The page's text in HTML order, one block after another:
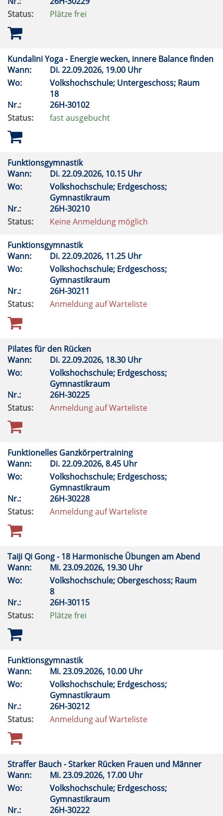
Status:
Plätze frei
Kundalini Yoga - Energie wecken, innere Balance finden
Wann:
Di.22.09.2026, 19.00 Uhr
Wo:
Volkshochschule; Untergeschoss; Raum
18
Nr.:
26H-30102
Status:
fast ausgebucht
Funktionsgymnastik
Wann:
Di.22.09.2026, 10.15 Uhr
Wo:
Volkshochschule; Erdgeschoss;
Gymnastikraum
Nr.:
26H-30210
Status:
Keine Anmeldung möglich
Funktionsgymnastik
Wann:
Di.22.09.2026, 11.25 Uhr
Wo:
Volkshochschule; Erdgeschoss;
Gymnastikraum
Nr.:
26H-30211
Status:
Anmeldung auf Warteliste
Pilates für den Rücken
Wann:
Di.22.09.2026, 18.30 Uhr
Wo:
Volkshochschule; Erdgeschoss;
Gymnastikraum
Nr.:
26H-30225
Status:
Anmeldung auf Warteliste
Funktionelles Ganzkörpertraining
Wann:
Di.22.09.2026, 8.45 Uhr
Wo:
Volkshochschule; Erdgeschoss;
Gymnastikraum
Nr.:
26H-30228
Status:
Anmeldung auf Warteliste
Taiji Qi Gong - 18 Harmonische Übungen am Abend
Wann:
Mi.23.09.2026, 19.30 Uhr
Wo:
Volkshochschule; Obergeschoss; Raum
8
Nr.:
26H-30115
Status:
Plätze frei
Funktionsgymnastik
Wann:
Mi.23.09.2026, 10.00 Uhr
Wo:
Volkshochschule; Erdgeschoss;
Gymnastikraum
Nr.:
26H-30212
Status:
Anmeldung auf Warteliste
Straffer Bauch - Starker Rücken Frauen und Männer
Wann:
Mi.23.09.2026, 17.00 Uhr
Wo:
Volkshochschule; Erdgeschoss;
Gymnastikraum
Nr.:
26H-30222